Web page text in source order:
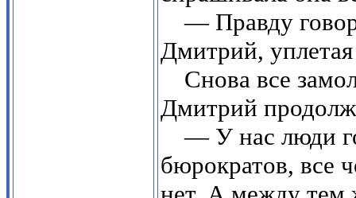
— Правду
Дмитрий,
Снова все
Дмитрий
— У нас люди
бюрократов, все